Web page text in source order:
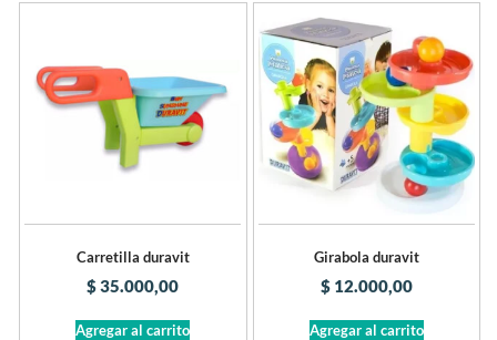
Carretilla duravit
$35.000,00
Agregar al carrito
Girabola duravit
$12.000,00
Agregar al carrito